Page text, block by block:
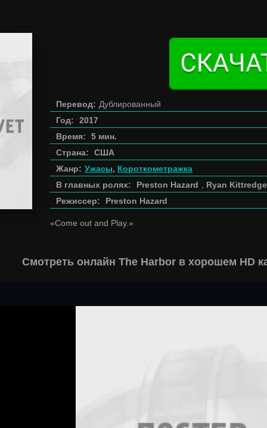
Перевод: Дублированный
Год:
2017
Время:
5 мин.
Страна:
США
Жанр: Ужасы, Короткометражка
В главных ролях:
Preston Hazard
Ryan Kittredge
Режиссер:
Preston Hazard
«Come out and Play.»
Смотреть онлайн The Harbor в хорошем HD